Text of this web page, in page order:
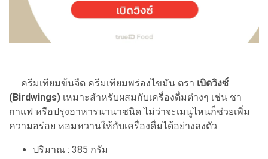
ครีมเทียมข้นจืด ครีมเทียมพร่องไขมัน ตรา เบิดวิงซ์
(Birdwings) เหมาะสำหรับผสมกับเครื่องดื่มต่างๆ เช่น ชา
กาแฟ หรือปรุงอาหารนานาชนิด ไม่ว่าจะเมนูไหนก็ช่วยเพิ่ม
ความอร่อย หอมหวานให้กับเครื่องดื่มได้อย่างลงตัว
ปริมาณ : 385 กรัม